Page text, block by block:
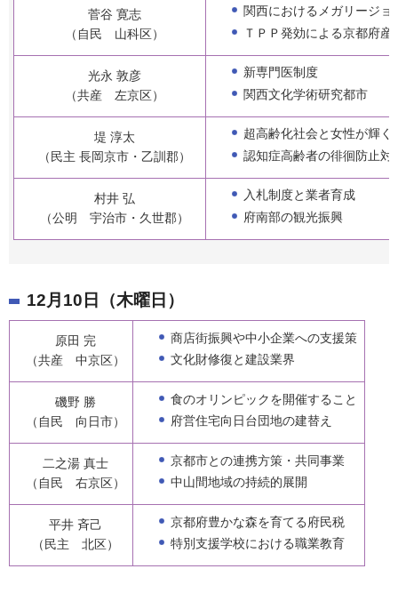
菅谷 寛志
（自民 山科区）
関西におけるメガリージョ
ＴＰＰ発効による京都府産
光永 敦彦
（共産 左京区）
新専門医制度
関西文化学術研究都市
堤 淳太
（民主 長岡京市・乙訓郡）
超高齢化社会と女性が輝く
認知症高齢者の徘徊防止
村井 弘
（公明 宇治市・久世郡）
入札制度と業者育成
府南部の観光振興
12月10日（木曜日）
原田 完
（共産 中京区）
商店街振興や中小企業への支援策
文化財修復と建設業界
磯野 勝
（自民 向日市）
食のオリンピックを開催すること
府営住宅向日台団地の建替え
二之湯 真士
（自民 右京区）
京都市との連携方策・共同事業
中山間地域の持続的展開
平井 斉己
（民主 北区）
京都府豊かな森を育てる府民税
特別支援学校における職業教育